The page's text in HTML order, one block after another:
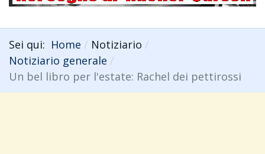
Sei qui: Home
Notiziario
Notiziario generale
Un bel libro per l'estate: Rachel dei pettirossi